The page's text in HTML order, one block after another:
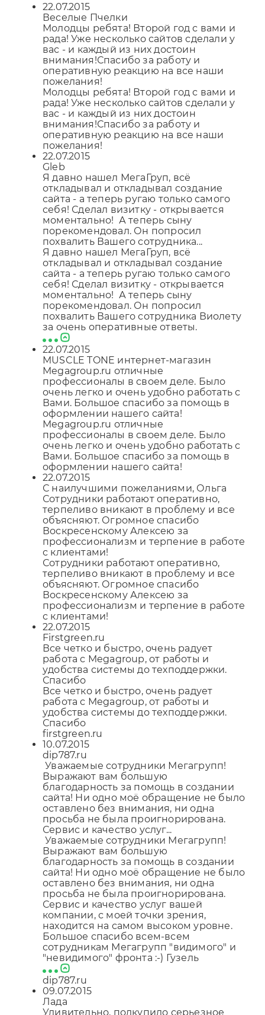
22.07.2015
Веселые Пчелки
Молодцы ребята! Второй год с вами и
рада! Уже несколько сайтов сделали у
вас - и каждый из них достоин
внимания!Спасибо за работу и
оперативную реакцию на все наши
пожелания!
Молодцы ребята! Второй год с вами и
рада! Уже несколько сайтов сделали у
вас - и каждый из них достоин
внимания!Спасибо за работу и
оперативную реакцию на все наши
пожелания!
22.07.2015
Gleb
Я давно нашел МегаГруп, всё
откладывал и откладывал создание
сайта - а теперь ругаю только самого
себя! Сделал визитку - открывается
моментально! А теперь сыну
порекомендовал. Он попросил
похвалить Вашего сотрудника...
Я давно нашел МегаГруп, всё
откладывал и откладывал создание
сайта - а теперь ругаю только самого
себя! Сделал визитку - открывается
моментально! А теперь сыну
порекомендовал. Он попросил
похвалить Вашего сотрудника Виолету
за очень оперативные ответы.
22.07.2015
MUSCLE TONE интернет-магазин
Megagroup.ru отличные
профессионалы в своем деле. Было
очень легко и очень удобно работать с
Вами. Большое спасибо за помощь в
оформлении нашего сайта!
Megagroup.ru отличные
профессионалы в своем деле. Было
очень легко и очень удобно работать с
Вами. Большое спасибо за помощь в
оформлении нашего сайта!
22.07.2015
С наилучшими пожеланиями, Ольга
Сотрудники работают оперативно,
терпеливо вникают в проблему и все
объясняют. Огромное спасибо
Воскресенскому Алексею за
профессионализм и терпение в работе
с клиентами!
Сотрудники работают оперативно,
терпеливо вникают в проблему и все
объясняют. Огромное спасибо
Воскресенскому Алексею за
профессионализм и терпение в работе
с клиентами!
22.07.2015
Firstgreen.ru
Все четко и быстро, очень радует
работа с Megagroup, от работы и
удобства системы до техподдержки.
Спасибо
Все четко и быстро, очень радует
работа с Megagroup, от работы и
удобства системы до техподдержки.
Спасибо
firstgreen.ru
10.07.2015
dip787.ru
Уважаемые сотрудники Мегагрупп!
Выражают вам большую
благодарность за помощь в создании
сайта! Ни одно моё обращение не было
оставлено без внимания, ни одна
просьба не была проигнорирована.
Сервис и качество услуг...
Уважаемые сотрудники Мегагрупп!
Выражают вам большую
благодарность за помощь в создании
сайта! Ни одно моё обращение не было
оставлено без внимания, ни одна
просьба не была проигнорирована.
Сервис и качество услуг вашей
компании, с моей точки зрения,
находится на самом высоком уровне.
Большое спасибо всем-всем
сотрудникам Мегагрупп "видимого" и
"невидимого" фронта :-) Гузель
dip787.ru
09.07.2015
Лада
Удивительно, подкупило серьезное
Отправляя форму, Вы принимаетеполитику
конфиденциальности